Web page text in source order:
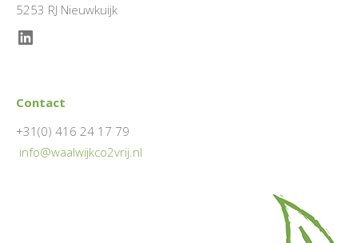
5253 RJ Nieuwkuijk
LinkedIn
Contact
+31(0) 416 24 17 79
info@waalwijkco2vrij.nl